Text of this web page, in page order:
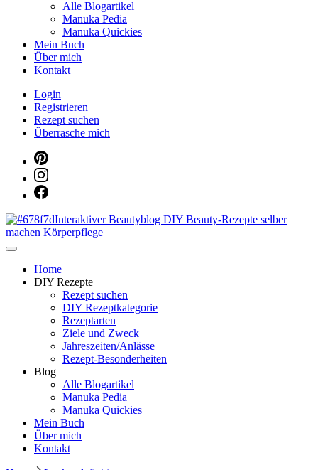
Alle Blogartikel
Manuka Pedia
Manuka Quickies
Mein Buch
Über mich
Kontakt
Login
Registrieren
Rezept suchen
Überrasche mich
Manuka Magic – Natürlich schön:
Dein interaktiver DIY Beautyblog
Home
DIY Rezepte
Rezept suchen
DIY Rezeptkategorie
Rezeptarten
Ziele und Zweck
Jahreszeiten/Anlässe
Rezept-Besonderheiten
Blog
Alle Blogartikel
Manuka Pedia
Manuka Quickies
Mein Buch
Über mich
Kontakt